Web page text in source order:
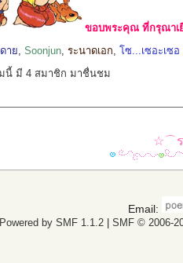
ขอบพระคุณ ที่กรุณาเ
าย
Soonjun, ระนาดเอก โซ...เซอะเซอ
นี้ มี 4 สมาชิก มาชื่นชม
☆⌒ร
Email:
Powered by SMF 1.1.2| SMF © 2006-